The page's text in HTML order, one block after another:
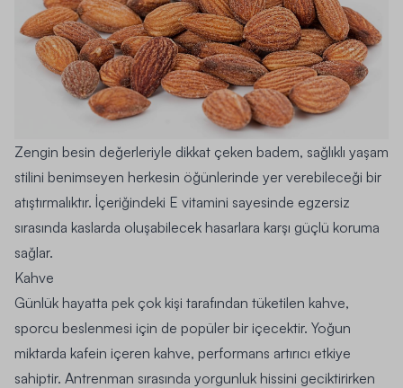
Zengin besin değerleriyle dikkat çeken badem, sağlıklı yaşam
stilini benimseyen herkesin öğünlerinde yer verebileceği bir
atıştırmalıktır. İçeriğindeki E vitamini sayesinde egzersiz
sırasında kaslarda oluşabilecek hasarlara karşı güçlü koruma
sağlar.
Kahve
Günlük hayatta pek çok kişi tarafından tüketilen kahve,
sporcu beslenmesi için de popüler bir içecektir. Yoğun
miktarda kafein içeren kahve, performans artırıcı etkiye
sahiptir. Antrenman sırasında yorgunluk hissini geciktirirken